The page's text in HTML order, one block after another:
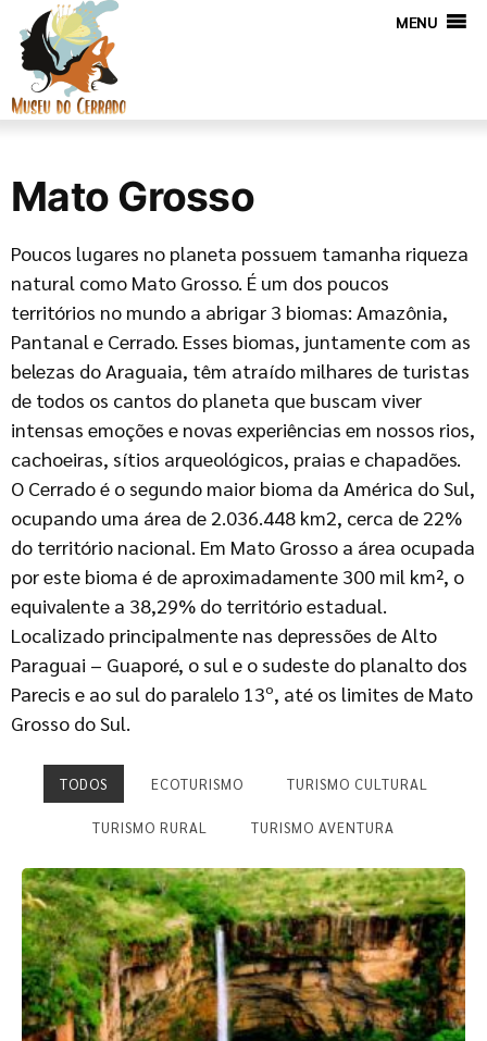
MENU
Mato Grosso
Poucos lugares no planeta possuem tamanha riqueza
natural como Mato Grosso. É um dos poucos
territórios no mundo a abrigar 3 biomas: Amazônia,
Pantanal e Cerrado. Esses biomas, juntamente com as
belezas do Araguaia, têm atraído milhares de turistas
de todos os cantos do planeta que buscam viver
intensas emoções e novas experiências em nossos rios,
cachoeiras, sítios arqueológicos, praias e chapadões.
O Cerrado é o segundo maior bioma da América do Sul,
ocupando uma área de 2.036.448 km2, cerca de 22%
do território nacional. Em Mato Grosso a área ocupada
por este bioma é de aproximadamente 300 mil km², o
equivalente a 38,29% do território estadual.
Localizado principalmente nas depressões de Alto
Paraguai – Guaporé, o sul e o sudeste do planalto dos
Parecis e ao sul do paralelo 13º, até os limites de Mato
Grosso do Sul.
TODOS ECOTURISMO TURISMO CULTURAL
TURISMO RURAL TURISMO AVENTURA